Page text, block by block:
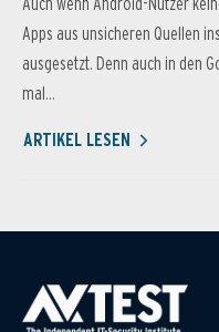
Apps aus unsicheren Quellen
ausgesetzt. Denn auch in den
mal...
ARTIKEL LESEN